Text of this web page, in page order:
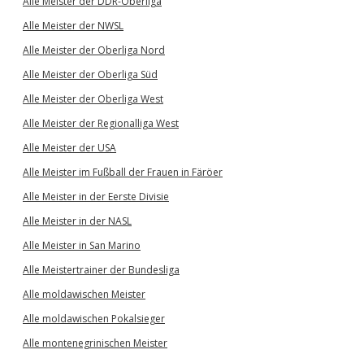
Alle Meister der NWSL
Alle Meister der Oberliga Nord
Alle Meister der Oberliga Süd
Alle Meister der Oberliga West
Alle Meister der Regionalliga West
Alle Meister der USA
Alle Meister im Fußball der Frauen in Färöer
Alle Meister in der Eerste Divisie
Alle Meister in der NASL
Alle Meister in San Marino
Alle Meistertrainer der Bundesliga
Alle moldawischen Meister
Alle moldawischen Pokalsieger
Alle montenegrinischen Meister